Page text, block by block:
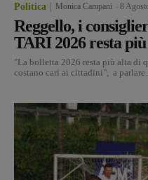
Politica Monica Campani 8
Reggello, i
TARI 2026 resta
"La bolletta 2026 resta più alta di
costano cari ai cittadini", a parlare...